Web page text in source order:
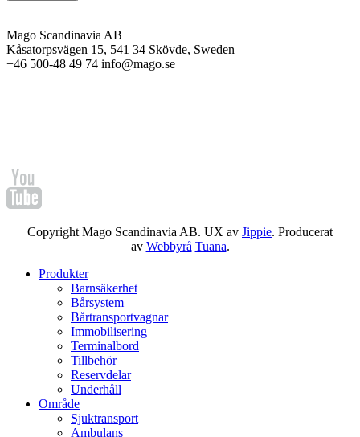
Mago Scandinavia AB
Kåsatorpsvägen 15, 541 34 Skövde, Sweden
+46 500-48 49 74 info@mago.se
Copyright Mago Scandinavia AB. UX av Jippie. Producerat
av Webbyrå Tuana.
Produkter
Barnsäkerhet
Bårsystem
Bårtransportvagnar
Immobilisering
Terminalbord
Tillbehör
Reservdelar
Underhåll
Område
Sjuktransport
Ambulans